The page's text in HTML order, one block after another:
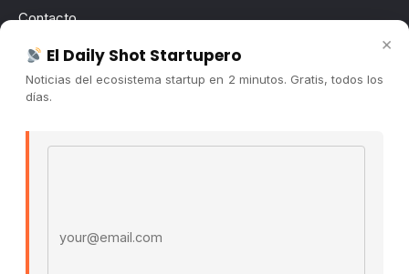
Contacto
Publicidad
Convocatorias
×
El Daily Shot Startupero
Noticias del ecosistema startup en 2 minutos. Gratis, todos los
días.